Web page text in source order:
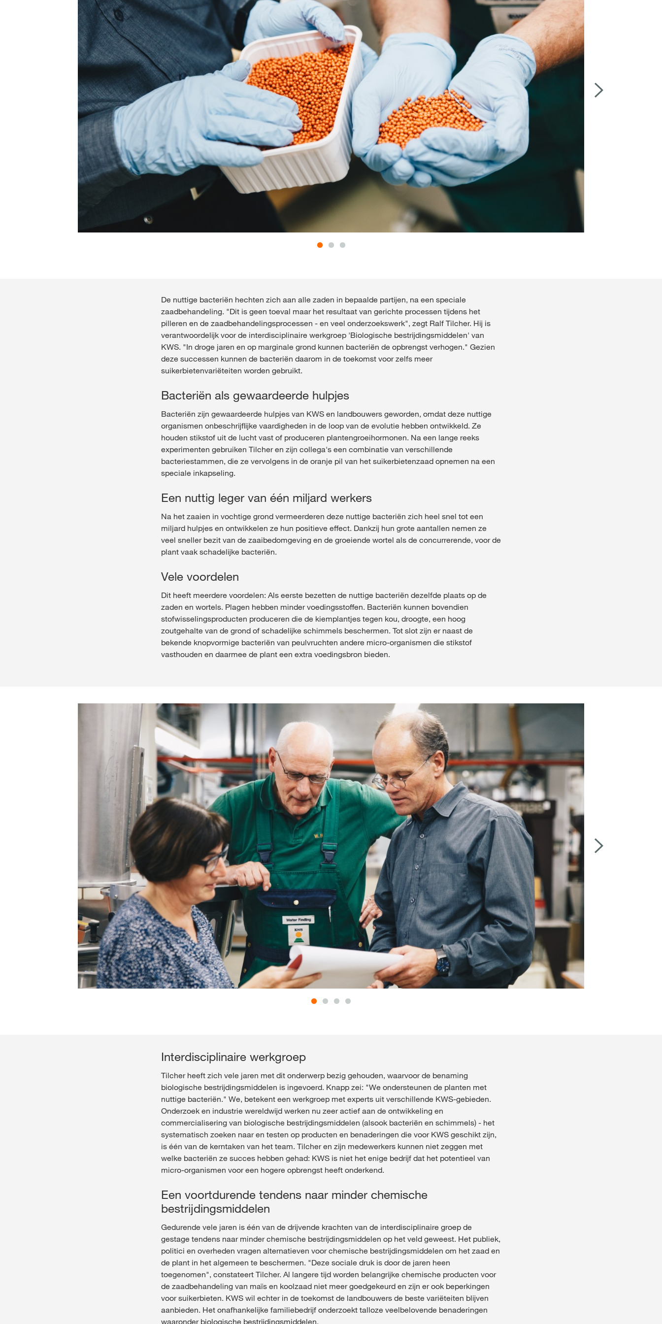
De nuttige bacteriën hechten zich aan alle zaden in bepaalde partijen, na een speciale
zaadbehandeling. "Dit is geen toeval maar het resultaat van gerichte processen tijdens het
pilleren en de zaadbehandelingsprocessen - en veel onderzoekswerk", zegt Ralf Tilcher. Hij is
verantwoordelijk voor de interdisciplinaire werkgroep 'Biologische bestrijdingsmiddelen' van
KWS. "In droge jaren en op marginale grond kunnen bacteriën de opbrengst verhogen." Gezien
deze successen kunnen de bacteriën daarom in de toekomst voor zelfs meer
suikerbietenvariëteiten worden gebruikt.
Bacteriën als gewaardeerde hulpjes
Bacteriën zijn gewaardeerde hulpjes van KWS en landbouwers geworden, omdat deze nuttige
organismen onbeschrijflijke vaardigheden in de loop van de evolutie hebben ontwikkeld. Ze
houden stikstof uit de lucht vast of produceren plantengroeihormonen. Na een lange reeks
experimenten gebruiken Tilcher en zijn collega's een combinatie van verschillende
bacteriestammen, die ze vervolgens in de oranje pil van het suikerbietenzaad opnemen na een
speciale inkapseling.
Een nuttig leger van één miljard werkers
Na het zaaien in vochtige grond vermeerderen deze nuttige bacteriën zich heel snel tot een
miljard hulpjes en ontwikkelen ze hun positieve effect. Dankzij hun grote aantallen nemen ze
veel sneller bezit van de zaaibedomgeving en de groeiende wortel als de concurrerende, voor de
plant vaak schadelijke bacteriën.
Vele voordelen
Dit heeft meerdere voordelen: Als eerste bezetten de nuttige bacteriën dezelfde plaats op de
zaden en wortels. Plagen hebben minder voedingsstoffen. Bacteriën kunnen bovendien
stofwisselingsproducten produceren die de kiemplantjes tegen kou, droogte, een hoog
zoutgehalte van de grond of schadelijke schimmels beschermen. Tot slot zijn er naast de
bekende knopvormige bacteriën van peulvruchten andere micro-organismen die stikstof
vasthouden en daarmee de plant een extra voedingsbron bieden.
Interdisciplinaire werkgroep
Tilcher heeft zich vele jaren met dit onderwerp bezig gehouden, waarvoor de benaming
biologische bestrijdingsmiddelen is ingevoerd. Knapp zei: "We ondersteunen de planten met
nuttige bacteriën." We, betekent een werkgroep met experts uit verschillende KWS-gebieden.
Onderzoek en industrie wereldwijd werken nu zeer actief aan de ontwikkeling en
commercialisering van biologische bestrijdingsmiddelen (alsook bacteriën en schimmels) - het
systematisch zoeken naar en testen op producten en benaderingen die voor KWS geschikt zijn,
is één van de kerntaken van het team. Tilcher en zijn medewerkers kunnen niet zeggen met
welke bacteriën ze succes hebben gehad: KWS is niet het enige bedrijf dat het potentieel van
micro-organismen voor een hogere opbrengst heeft onderkend.
Een voortdurende tendens naar minder chemische
bestrijdingsmiddelen
Gedurende vele jaren is één van de drijvende krachten van de interdisciplinaire groep de
gestage tendens naar minder chemische bestrijdingsmiddelen op het veld geweest. Het publiek,
politici en overheden vragen alternatieven voor chemische bestrijdingsmiddelen om het zaad en
de plant in het algemeen te beschermen. "Deze sociale druk is door de jaren heen
toegenomen", constateert Tilcher. Al langere tijd worden belangrijke chemische producten voor
de zaadbehandeling van maïs en koolzaad niet meer goedgekeurd en zijn er ook beperkingen
voor suikerbieten. KWS wil echter in de toekomst de landbouwers de beste variëteiten blijven
aanbieden. Het onafhankelijke familiebedrijf onderzoekt talloze veelbelovende benaderingen
waaronder biologische bestrijdingsmiddelen.